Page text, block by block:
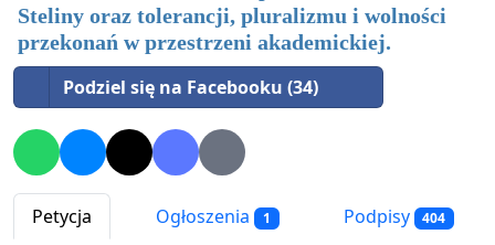
Steliny oraz tolerancji, pluralizmu i wolności
przekonań w przestrzeni akademickiej.
Podziel się na Facebooku (34)
Petycja Ogłoszenia 1 Podpisy 404